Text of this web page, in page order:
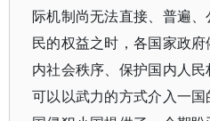
际机制尚无法直接、普遍
民的权益之时，各国家政
内社会秩序、保护国内人
可以以武力的方式介入一